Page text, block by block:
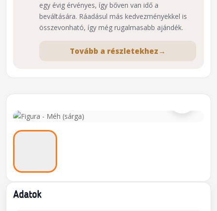
⌕
Adatok
egy évig érvényes, így bőven van idő a
beváltására. Ráadásul más kedvezményekkel is
összevonható, így még rugalmasabb ajándék.
Tovább a részletekhez →